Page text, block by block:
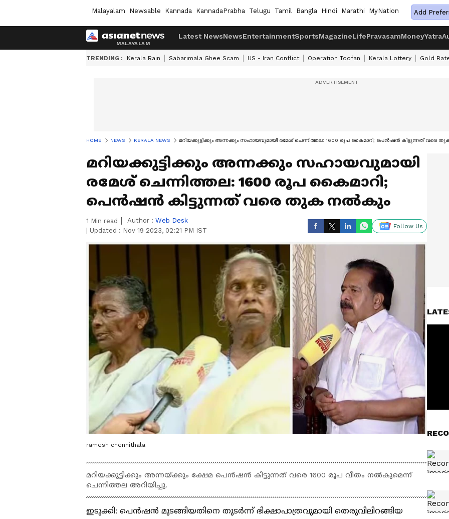
Malayalam Newsable Kannada KannadaPrabha Telugu Tamil Bangla Hindi Marathi MyNation Add
Latest NewsNewsEntertainmentSportsMagazineLifePravasamMoneyYatra
TRENDING : Kerala Rain Sabarimala Ghee Scam US - Iran Conflict Operation Toofan Kerala Lottery Gold
HOME NEWS KERALA NEWS മറിയക്കുട്ടിക്കും അന്നക്കും സഹായവുമായി രമേശ് ചെന്നിത്തല: 1600 രൂപ കൈമാറി; പെൻഷൻ കിട്ടുന്നത് വരെ
മറിയക്കുട്ടിക്കും അന്നക്കും സഹായവുമായി
രമേശ് ചെന്നിത്തല: 1600 രൂപ കൈമാറി;
പെൻഷൻ കിട്ടുന്നത് വരെ തുക നല്‍കും
1 Min read Author : Web Desk
Updated : Nov 19 2023, 02:21 PM IST
Follow Us
ramesh chennithala
മറിയക്കുട്ടിക്കും അന്നയ്ക്കും ക്ഷേമ പെൻഷൻ കിട്ടുന്നത് വരെ 1600 രൂപ വീതം നൽകുമെന്ന്
ചെന്നിത്തല അറിയിച്ചു.
ഇടുക്കി: പെൻഷൻ മുടങ്ങിയതിനെ തുടർന്ന് ഭിക്ഷാപാത്രവുമായി തെരുവിലിറങ്ങിയ